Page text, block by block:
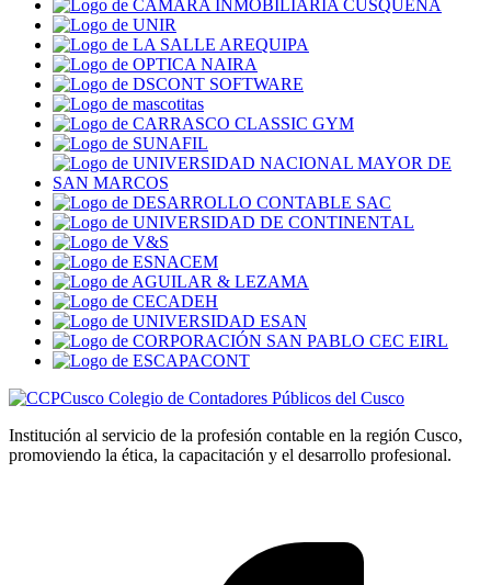
Colegio de Contadores Públicos del Cusco
Institución al servicio de la profesión contable en la región Cusco,
promoviendo la ética, la capacitación y el desarrollo profesional.